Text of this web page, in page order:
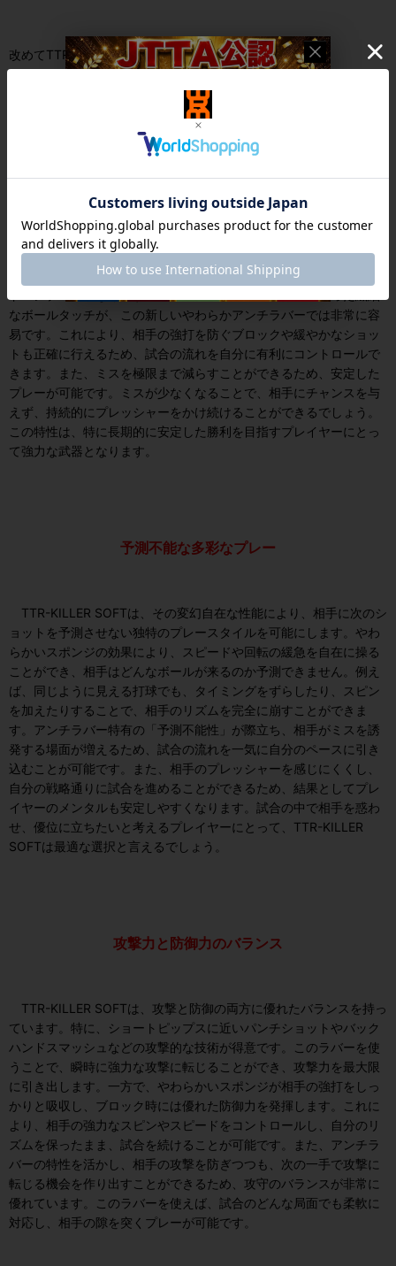
改めてTTR-KILLER SOFT の3 つの特徴を紹介します。
圧倒的なコントロール性と安定感
TTR-KILLER SOFTの最大の魅力は、卓越したコントロール性と安
定感です。柔らかいスポンジがボールをしっかりとホールドし、ど
んなショットでも精密なコントロールが可能になります。特に、デ
ィフェンシブなプレーにおいては、このコントロール性が大きなア
なボールタッチが、この新しいやわらかアンチラバーでは非常に容
易です。これにより、相手の強打を防ぐブロックや緩やかなショッ
トも正確に行えるため、試合の流れを自分に有利にコントロールで
きます。また、ミスを極限まで減らすことができるため、安定した
プレーが可能です。ミスが少なくなることで、相手にチャンスを与
えず、持続的にプレッシャーをかけ続けることができるでしょう。
この特性は、特に長期的に安定した勝利を目指すプレイヤーにとっ
て強力な武器となります。
予測不能な多彩なプレー
TTR-KILLER SOFTは、その変幻自在な性能により、相手に次のシ
ョットを予測させない独特のプレースタイルを可能にします。やわ
らかいスポンジの効果により、スピードや回転の緩急を自在に操る
ことができ、相手はどんなボールが来るのか予測できません。例え
ば、同じように見える打球でも、タイミングをずらしたり、スピン
を加えたりすることで、相手のリズムを完全に崩すことができま
す。アンチラバー特有の「予測不能性」が際立ち、相手がミスを誘
発する場面が増えるため、試合の流れを一気に自分のペースに引き
込むことが可能です。また、相手のプレッシャーを感じにくくし、
自分の戦略通りに試合を進めることができるため、結果としてプレ
イヤーのメンタルも安定しやすくなります。試合の中で相手を惑わ
せ、優位に立ちたいと考えるプレイヤーにとって、 TTR-KILLER
SOFTは最適な選択と言えるでしょう。
攻撃力と防御力のバランス
TTR-KILLER SOFTは、攻撃と防御の両方に優れたバランスを持っ
ています。特に、ショートピップスに近いパンチショットやバック
ハンドスマッシュなどの攻撃的な技術が得意です。このラバーを使
うことで、瞬時に強力な攻撃に転じることができ、攻撃力を最大限
に引き出します。一方で、やわらかいスポンジが相手の強打をしっ
かりと吸収し、ブロック時には優れた防御力を発揮します。これに
より、相手の強力なスピンやスピードをコントロールし、自分のリ
ズムを保ったまま、試合を続けることが可能です。また、アンチラ
バーの特性を活かし、相手の攻撃を防ぎつつも、次の一手で攻撃に
転じる機会を作り出すことができるため、攻守のバランスが非常に
優れています。このラバーを使えば、試合のどんな局面でも柔軟に
対応し、相手の隙を突くプレーが可能です。